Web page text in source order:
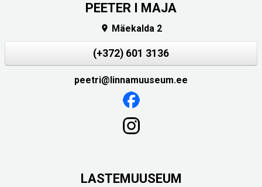
PEETER I MAJA
 Mäekalda 2
(+372) 601 3136
peetri@linnamuuseum.ee
LASTEMUUSEUM